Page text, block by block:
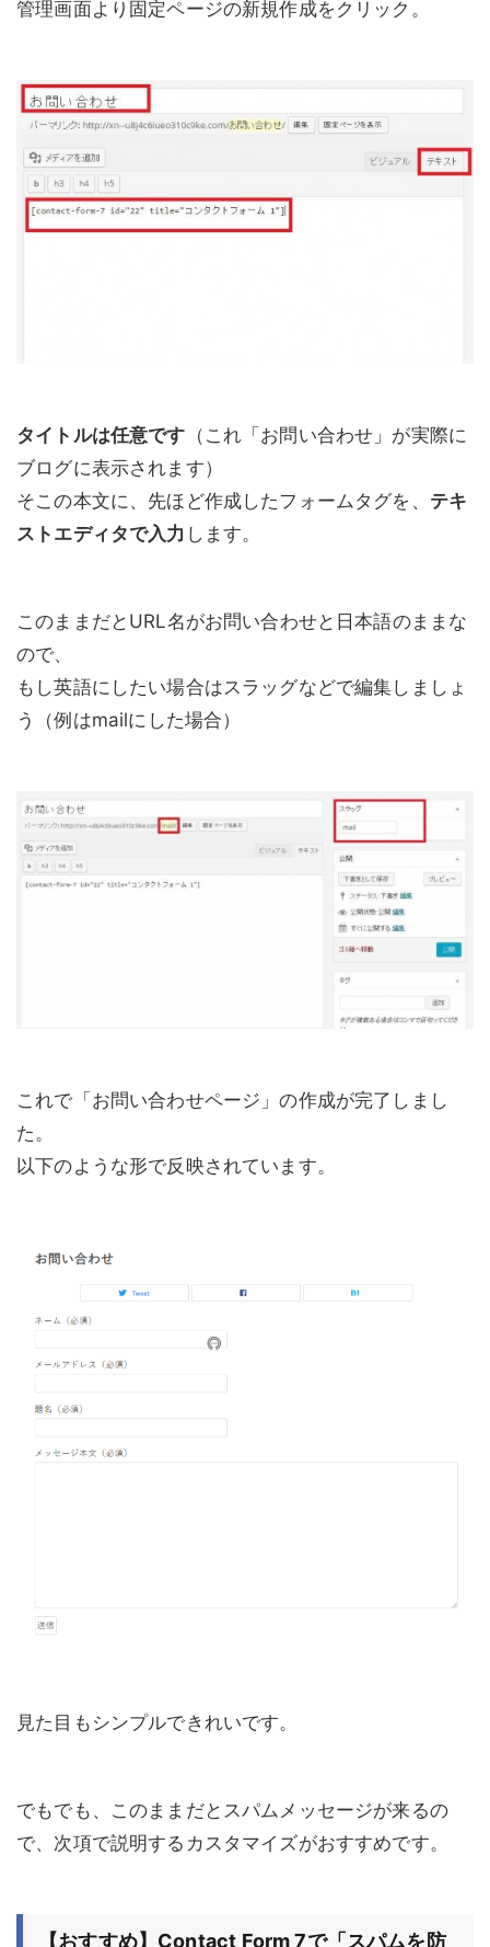
管理画面より固定ページの新規作成をクリック。
タイトルは任意です （これ「お問い合わせ」が実際に
ブログに表示されます）
そこの本文に、先ほど作成したフォームタグを、 テキ
ストエディタで入力 します。
このままだとURL名がお問い合わせと日本語のままな
ので、
もし英語にしたい場合はスラッグなどで編集しましょ
う（例はmailにした場合）
これで「お問い合わせページ」の作成が完了しまし
た。
以下のような形で反映されています。
見た目もシンプルできれいです。
でもでも、このままだとスパムメッセージが来るの
で、次項で説明するカスタマイズがおすすめです。
【おすすめ】Contact Form 7で「スパムを防